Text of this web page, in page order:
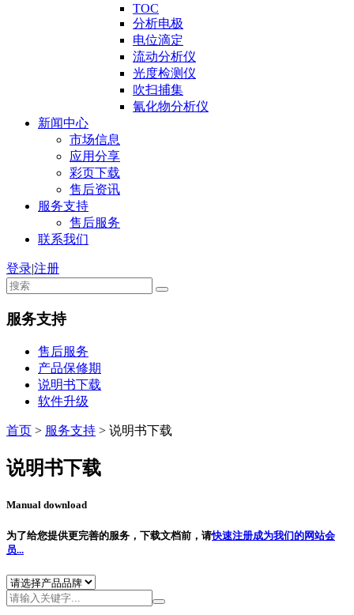
TOC
分析电极
电位滴定
流动分析仪
光度检测仪
吹扫捕集
氰化物分析仪
新闻中心
市场信息
应用分享
彩页下载
售后资讯
服务支持
售后服务
联系我们
登录|注册
服务支持
售后服务
产品保修期
说明书下载
软件升级
首页 > 服务支持 > 说明书下载
说明书下载
Manual download
为了给您提供更完善的服务，下载文档前，请快速注册成为我们的网站会
员...